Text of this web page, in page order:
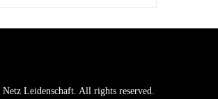
Leidenschaft. All rights reserved.